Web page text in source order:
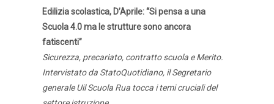
Edilizia scolastica, D’Aprile: “Si pensa a una
Scuola 4.0 ma le strutture sono ancora
fatiscenti”
Sicurezza, precariato, contratto scuola e Merito.
Intervistato da StatoQuotidiano, il Segretario
generale Uil Scuola Rua tocca i temi cruciali del